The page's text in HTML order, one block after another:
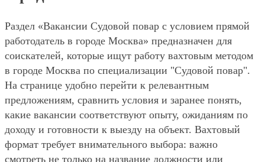
Раздел «Вакансии Судовой повар с условием прямой
работодатель в городе Москва» предназначен для
соискателей, которые ищут работу вахтовым методом
в городе Москва по специализации "Судовой повар".
На странице удобно перейти к релевантным
предложениям, сравнить условия и заранее понять,
какие вакансии соответствуют опыту, ожиданиям по
доходу и готовности к выезду на объект. Вахтовый
формат требует внимательного выбора: важно
смотреть не только на название должности или